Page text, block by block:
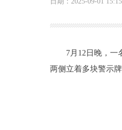
7月12日晚，一名
两侧立着多块警示牌